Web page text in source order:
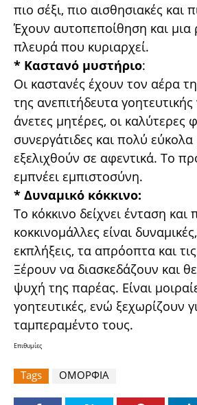
πιο σέξι, πιο αισθησιακές και
Έχουν αυτοπεποίθηση και μια
πλευρά που κυριαρχεί.
* Καστανό μυστήριο:
Οι καστανές έχουν τον αέρα
της ανεπιτήδευτα γοητευτικής
άνετες μητέρες, οι καλύτερες
συνεργάτιδες και πολύ
εξελιχθούν σε αφεντικά. Το
εμπνέει εμπιστοσύνη.
* Δυναμικό κόκκινο:
Το κόκκινο δείχνει ένταση και
κοκκινομάλλες είναι
εκπλήξεις, τα απρόοπτα και
Ξέρουν να διασκεδάζουν και
ψυχή της παρέας. Είναι
γοητευτικές, ενώ ξεχωρίζουν
ταμπεραμέντο τους.
Επιθυμίες
Tags ΟΜΟΡΦΙΑ